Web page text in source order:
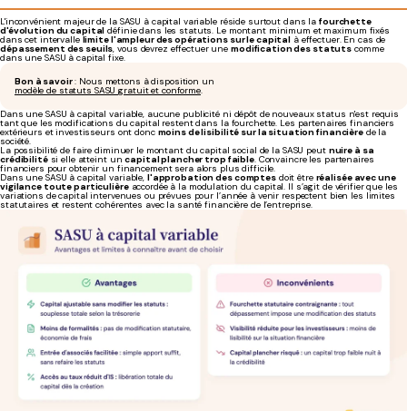
L'inconvénient majeur de la SASU à capital variable réside surtout dans la fourchette
d'évolution du capital définie dans les statuts. Le montant minimum et maximum fixés
dans cet intervallelimite l'ampleur des opérations sur le capital à effectuer. En cas de
dépassement des seuils, vous devrez effectuer unemodification des statuts comme
dans une SASU à capital fixe.
Bon à savoir: Nous mettons à disposition un
modèle de statuts SASU gratuit et conforme.
Dans une SASU à capital variable, aucune publicité ni dépôt de nouveaux status n'est requis
tant que les modifications du capital restent dans la fourchette. Les partenaires financiers
extérieurs et investisseurs ont donc moins de lisibilité sur la situation financièrede la
société.
La possibilité de faire diminuer le montant du capital social de la SASU peut nuire à sa
crédibilitési elle atteint uncapital plancher trop faible. Convaincre les partenaires
financiers pour obtenir un financement sera alors plus difficile.
Dans une SASU à capital variable, l'approbation des comptesdoit être réalisée avec une
vigilance toute particulièreaccordée à la modulation du capital. Il s’agit de vérifier que les
variations de capital intervenues ou prévues pour l’année à venir respectent bien les limites
statutaires et restent cohérentes avec la santé financière de l’entreprise.